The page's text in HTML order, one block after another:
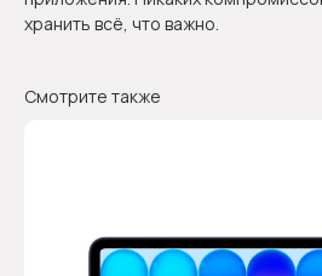
хранить всё, что важно.
Смотрите также